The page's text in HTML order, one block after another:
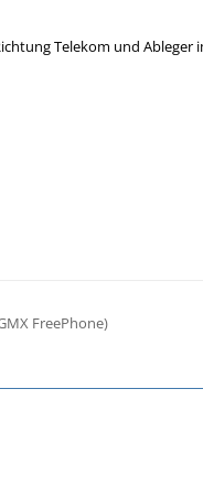
Telekom und
FreePhone)